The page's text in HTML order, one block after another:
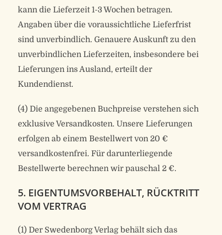
kann die Lieferzeit 1-3 Wochen betragen.
Angaben über die voraussichtliche Lieferfrist
sind unverbindlich. Genauere Auskunft zu den
unverbindlichen Lieferzeiten, insbesondere bei
Lieferungen ins Ausland, erteilt der
Kundendienst.
(4) Die angegebenen Buchpreise verstehen sich
exklusive Versandkosten. Unsere Lieferungen
erfolgen ab einem Bestellwert von 20 €
versandkostenfrei. Für darunterliegende
Bestellwerte berechnen wir pauschal 2 €.
5. EIGENTUMSVORBEHALT, RÜCKTRITT
VOM VERTRAG
(1) Der Swedenborg Verlag behält sich das